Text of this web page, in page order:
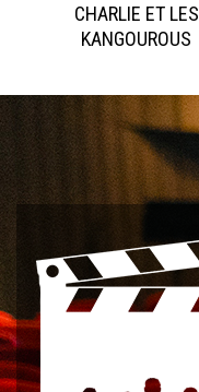
CHARLIE ET LES
KANGOUROUS